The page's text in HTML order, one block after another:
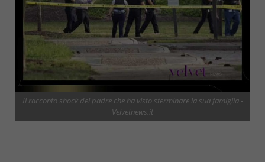
Il racconto shock del padre che ha visto sterminare la sua famiglia -
Velvetnews.it